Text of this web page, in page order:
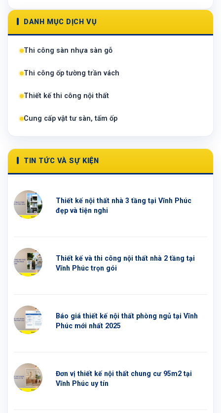
DANH MỤC DỊCH VỤ
Thi công sàn nhựa sàn gỗ
Thi công ốp tường trần vách
Thiết kế thi công nội thất
Cung cấp vật tư sàn, tấm ốp
TIN TỨC VÀ SỰ KIỆN
Thiết kế nội thất nhà 3 tầng tại Vĩnh Phúc
đẹp và tiện nghi
Thiết kế và thi công nội thất nhà 2 tầng tại
Vĩnh Phúc trọn gói
Báo giá thiết kế nội thất phòng ngủ tại Vĩnh
Phúc mới nhất 2025
Đơn vị thiết kế nội thất chung cư 95m2 tại
Vĩnh Phúc uy tín